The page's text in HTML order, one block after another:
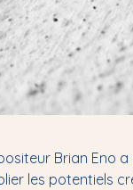
Brian Eno
les potentiels